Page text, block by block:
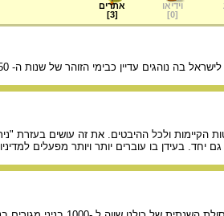
וידיאו
[
0
]
אתרים
[
3
]
נוהגים עדיין כבימי הזוהר של שנות ה- 50 וה- 60.
הקיימות ולכל ההיבטים. את זה עושים בעזרת
יחד. בעידן בו עוברים יותר ויותר מפעלים